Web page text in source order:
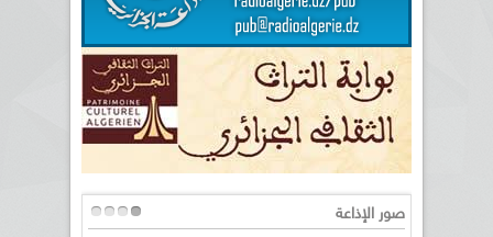
صور الإذاعة